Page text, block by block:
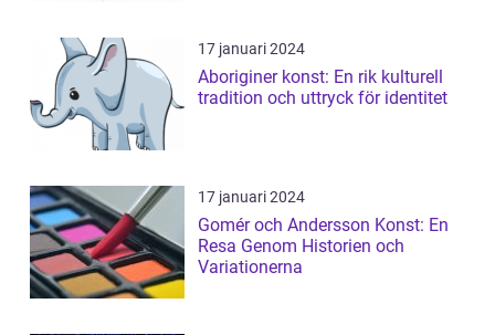
17 januari 2024
Aboriginer konst: En rik kulturell
tradition och uttryck för identitet
17 januari 2024
Gomér och Andersson Konst: En
Resa Genom Historien och
Variationerna